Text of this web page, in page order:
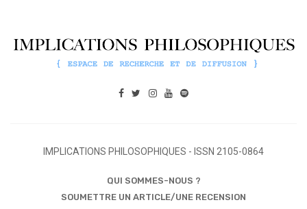
IMPLICATIONS PHILOSOPHIQUES - ISSN 2105-0864
QUI SOMMES-NOUS ?
SOUMETTRE UN ARTICLE/UNE RECENSION